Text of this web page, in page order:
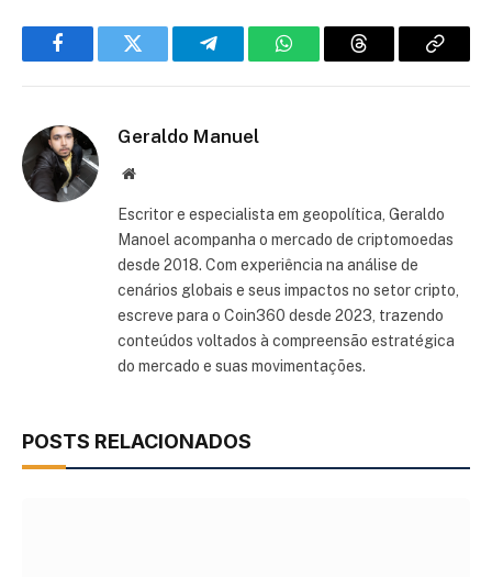
FacebookTwitter TelegramWhatsAppThreads Copiar
Geraldo Manuel
Site
Escritor e especialista em geopolítica, Geraldo
Manoel acompanha o mercado de criptomoedas
desde 2018. Com experiência na análise de
cenários globais e seus impactos no setor cripto,
escreve para o Coin360 desde 2023, trazendo
conteúdos voltados à compreensão estratégica
do mercado e suas movimentações.
POSTS RELACIONADOS